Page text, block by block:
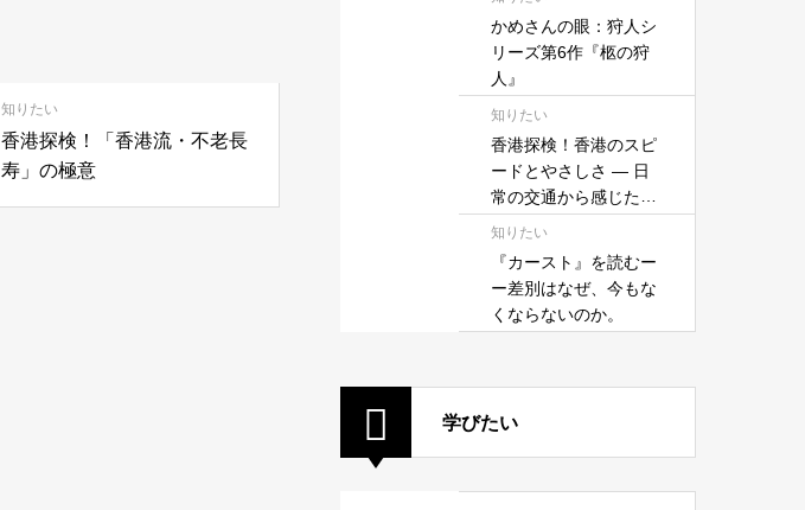
知りたい
香港探検！「香港流・不老長
寿」の極意
かめさんの眼：狩人シ
リーズ第6作『柩の狩
人』
知りたい
香港探検！香港のスピ
ードとやさしさ — 日
常の交通から感じたこ
と —
知りたい
『カースト』を読むー
ー差別はなぜ、今もな
くならないのか。
学びたい